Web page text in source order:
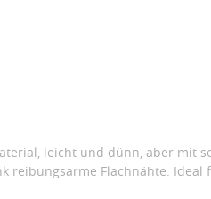
leicht und dünn, aber mit
reibungsarme Flachnähte.